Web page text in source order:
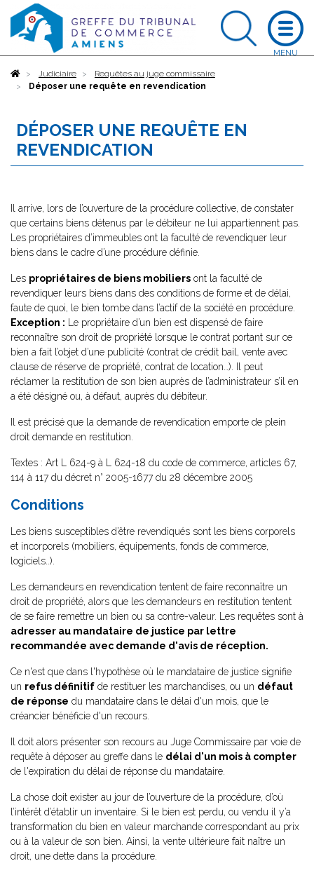
AccueilJudiciaire
Requêtes au juge commissaire
Déposer une requête en revendication
DÉPOSER UNE REQUÊTE EN
REVENDICATION
Il arrive, lors de l’ouverture de la procédure collective, de constater
que certains biens détenus par le débiteur ne lui appartiennent pas.
Les propriétaires d’immeubles ont la faculté de revendiquer leur
biens dans le cadre d’une procédure définie.
Les propriétaires de biens mobiliers ont la faculté de
revendiquer leurs biens dans des conditions de forme et de délai,
faute de quoi, le bien tombe dans l’actif de la société en procédure.
Exception : Le propriétaire d’un bien est dispensé de faire
reconnaître son droit de propriété lorsque le contrat portant sur ce
bien a fait l’objet d’une publicité (contrat de crédit bail, vente avec
clause de réserve de propriété, contrat de location…). Il peut
réclamer la restitution de son bien auprès de l’administrateur s’il en
a été désigné ou, à défaut, auprès du débiteur.
Il est précisé que la demande de revendication emporte de plein
droit demande en restitution.
Textes : Art L 624-9 à L 624-18 du code de commerce, articles 67,
114 à 117 du décret n° 2005-1677 du 28 décembre 2005
Conditions
Les biens susceptibles d’être revendiqués sont les biens corporels
et incorporels (mobiliers, équipements, fonds de commerce,
logiciels..).
Les demandeurs en revendication tentent de faire reconnaître un
droit de propriété, alors que les demandeurs en restitution tentent
de se faire remettre un bien ou sa contre-valeur. Les requêtes sont à
adresser au mandataire de justice par lettre
recommandée avec demande d'avis de réception.
Ce n'est que dans l'hypothèse où le mandataire de justice signifie
un refus définitif de restituer les marchandises, ou un défaut
de réponse du mandataire dans le délai d'un mois, que le
créancier bénéficie d'un recours.
Il doit alors présenter son recours au Juge Commissaire par voie de
requête à déposer au greffe dans le délai d'un mois à compter
de l'expiration du délai de réponse du mandataire.
La chose doit exister au jour de l’ouverture de la procédure, d’où
l’intérêt d’établir un inventaire. Si le bien est perdu, ou vendu il y’a
transformation du bien en valeur marchande correspondant au prix
ou à la valeur de son bien. Ainsi, la vente ultérieure fait naître un
droit, une dette dans la procédure.